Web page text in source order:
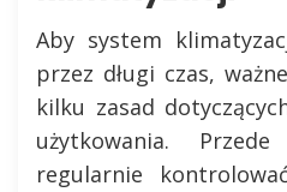
Aby system
przez długi czas,
kilku zasad
użytkowania.
regularnie